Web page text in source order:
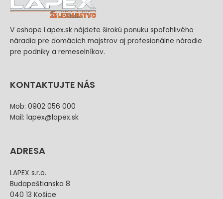
V eshope Lapex.sk nájdete širokú ponuku spoľahlivého
náradia pre domácich majstrov aj profesionálne náradie
pre podniky a remeselníkov.
KONTAKTUJTE NÁS
Mob: 0902 056 000
Mail: lapex@lapex.sk
ADRESA
LAPEX s.r.o.
Budapeštianska 8
040 13 Košice